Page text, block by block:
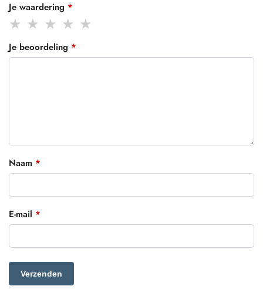
Je waardering *
Je beoordeling *
Naam *
E-mail *